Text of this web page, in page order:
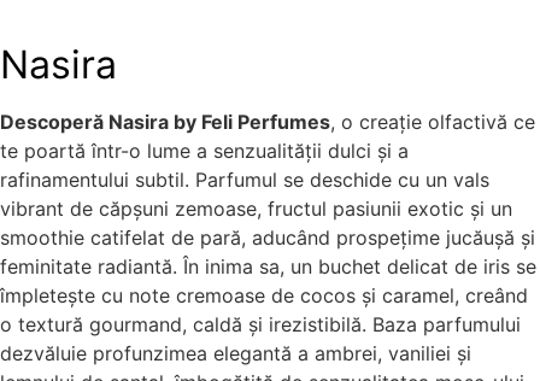
Nasira
Descoperă Nasira by Feli Perfumes, o creație olfactivă ce
te poartă într-o lume a senzualității dulci și a
rafinamentului subtil. Parfumul se deschide cu un vals
vibrant de căpșuni zemoase, fructul pasiunii exotic și un
smoothie catifelat de pară, aducând prospețime jucăușă și
feminitate radiantă. În inima sa, un buchet delicat de iris se
împletește cu note cremoase de cocos și caramel, creând
o textură gourmand, caldă și irezistibilă. Baza parfumului
dezvăluie profunzimea elegantă a ambrei, vaniliei și